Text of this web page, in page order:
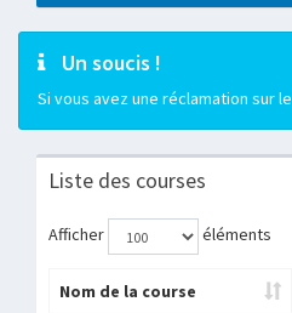
Un soucis !
Si vous avez une réclamation sur
Liste des courses
Afficher éléments
Nom de la course